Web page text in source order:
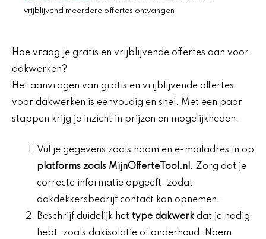
vrijblijvend meerdere offertes ontvangen
Hoe vraag je gratis en vrijblijvende offertes aan voor
dakwerken?
Het aanvragen van gratis en vrijblijvende offertes
voor dakwerken is eenvoudig en snel. Met een paar
stappen krijg je inzicht in prijzen en mogelijkheden.
Vul je gegevens zoals naam en e-mailadres in op
platforms zoals MijnOfferteTool.nl. Zorg dat je
correcte informatie opgeeft, zodat
dakdekkersbedrijf contact kan opnemen.
Beschrijf duidelijk het type dakwerk dat je nodig
hebt, zoals dakisolatie of onderhoud. Noem